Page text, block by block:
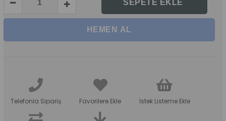
Telefonla Sipariş Favorilere Ekle İstek Listeme Ekle